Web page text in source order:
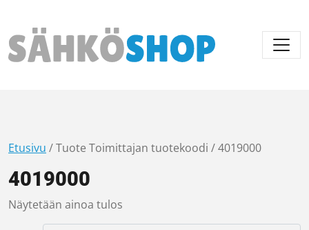
Päävalikko
Etusivu / Tuote Toimittajan tuotekoodi / 4019000
4019000
Näytetään ainoa tulos